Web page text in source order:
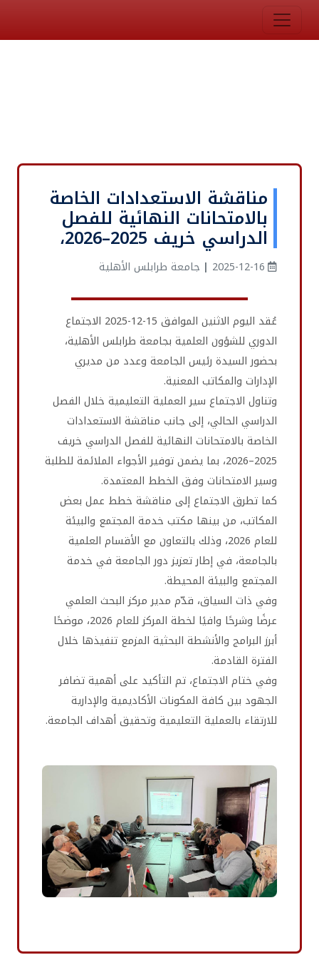
مناقشة الاستعدادات الخاصة
بالامتحانات النهائية للفصل
الدراسي خريف 2025–2026،
2025-12-16
| جامعة طرابلس الأهلية
عُقد اليوم الاثنين الموافق 15-12-2025 الاجتماع
الدوري للشؤون العلمية بجامعة طرابلس الأهلية،
بحضور السيدة رئيس الجامعة وعدد من مديري
الإدارات والمكاتب المعنية.
وتناول الاجتماع سير العملية التعليمية خلال الفصل
الدراسي الحالي، إلى جانب مناقشة الاستعدادات
الخاصة بالامتحانات النهائية للفصل الدراسي خريف
2025–2026، بما يضمن توفير الأجواء الملائمة للطلبة
وسير الامتحانات وفق الخطط المعتمدة.
كما تطرق الاجتماع إلى مناقشة خطط عمل بعض
المكاتب، من بينها مكتب خدمة المجتمع والبيئة
للعام 2026، وذلك بالتعاون مع الأقسام العلمية
بالجامعة، في إطار تعزيز دور الجامعة في خدمة
المجتمع والبيئة المحيطة.
وفي ذات السياق، قدّم مدير مركز البحث العلمي
عرضًا وشرحًا وافيًا لخطة المركز للعام 2026، موضحًا
أبرز البرامج والأنشطة البحثية المزمع تنفيذها خلال
الفترة القادمة.
وفي ختام الاجتماع، تم التأكيد على أهمية تضافر
الجهود بين كافة المكونات الأكاديمية والإدارية
للارتقاء بالعملية التعليمية وتحقيق أهداف الجامعة.